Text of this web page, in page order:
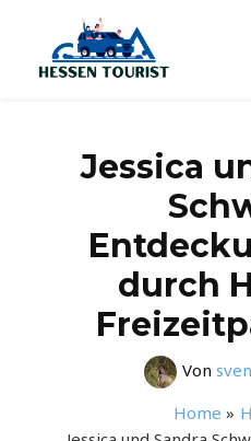
springen
Jessica
durch
Von sven
Home